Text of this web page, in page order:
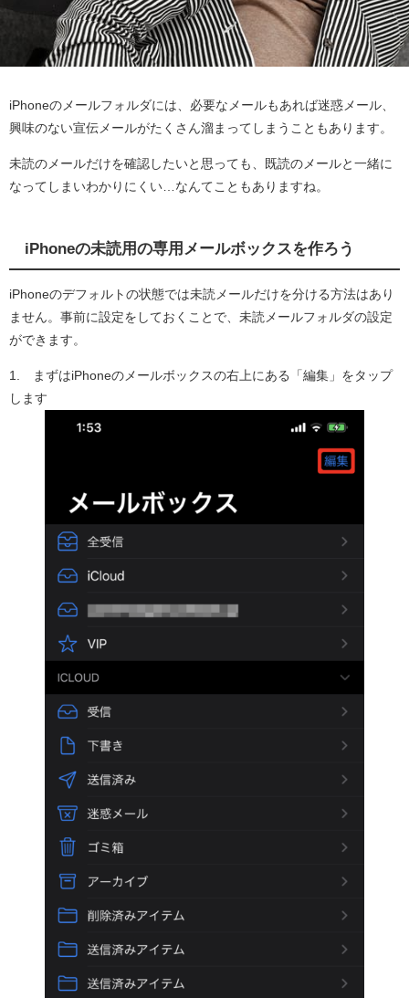
iPhoneのメールフォルダには、必要なメールもあれば迷惑メール、
興味のない宣伝メールがたくさん溜まってしまうこともあります。
未読のメールだけを確認したいと思っても、既読のメールと一緒に
なってしまいわかりにくい…なんてこともありますね。
iPhoneの未読用の専用メールボックスを作ろう
iPhoneのデフォルトの状態では未読メールだけを分ける方法はあり
ません。事前に設定をしておくことで、未読メールフォルダの設定
ができます。
1. まずはiPhoneのメールボックスの右上にある「編集」をタップ
します